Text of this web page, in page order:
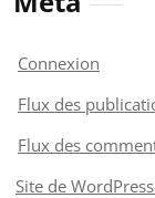
Connexion
Flux des
Flux des
Site de